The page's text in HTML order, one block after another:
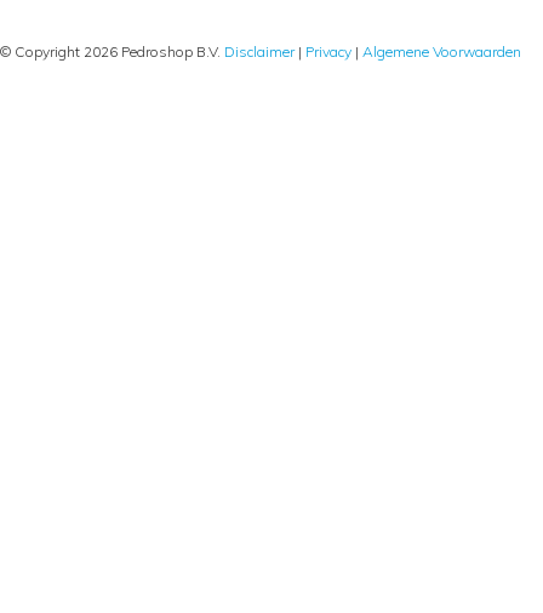
© Copyright 2026 Pedroshop B.V. Disclaimer| Privacy | Algemene Voorwaarden